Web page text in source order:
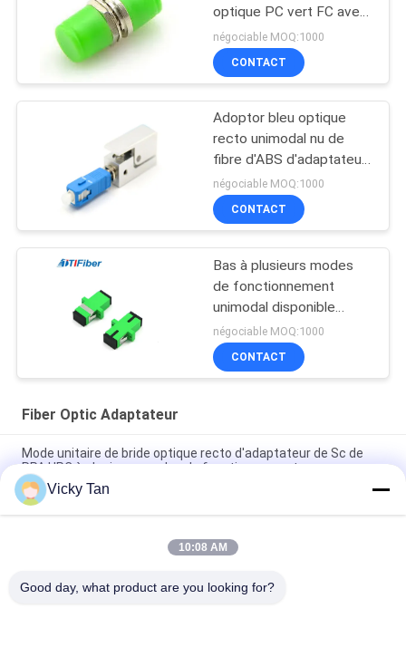
optique PC vert FC avec
boîtier métallique
d'obturateur
négociable MOQ:1000
CONTACT
Adoptor bleu optique
recto unimodal nu de
fibre d'ABS d'adaptateur
de fibre
négociable MOQ:1000
CONTACT
Bas à plusieurs modes
de fonctionnement
unimodal disponible
optique d'OEM
d'adaptateur de fibre de
perte par insertion de
négociable MOQ:1000
CONTACT
Fiber Optic Adaptateur
Mode unitaire de bride optique recto d'adaptateur de Sc de
RPA UPC à plusieurs modes de fonctionnement
Type de Sc adaptateur optique recto de fibre de RPA UPC pour
le réseau de FTTH FTTX
Connecteur duplex recto de fibre optique de fibre de quadruple
Vicky Tan
10:08 AM
Good day, what product are you looking for?